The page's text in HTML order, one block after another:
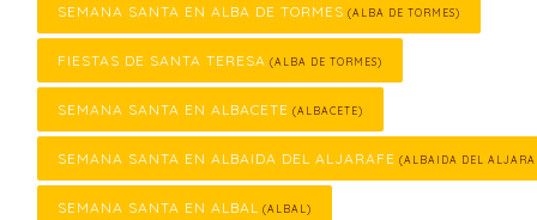
SEMANA SANTA EN ALBA DE TORMES (ALBA DE TORMES)
FIESTAS DE SANTA TERESA (ALBA DE TORMES)
SEMANA SANTA EN ALBACETE (ALBACETE)
SEMANA SANTA EN ALBAIDA DEL ALJARAFE (ALBAIDA DEL
SEMANA SANTA EN ALBAL (ALBAL)